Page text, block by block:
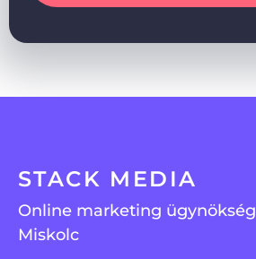
STACK MEDIA
Online marketing ügynökség
Miskolc